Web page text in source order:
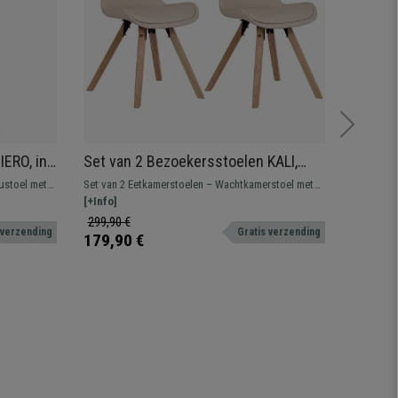
in
met
Maximaal
Set van 2 Bezoekersstoelen KALI,
Poten van Beukenhout, Gestoffeerde
Zitting, Beige Leder
Set van 2 Eetkamerstoelen – Wachtkamerstoel met
een modern en levendig design, comfortabel
gestoffeerd en met houten poten. Diverse
uitvoeringen en kleuren leverbaar.
[+Info]
299,90 €
179,90 € Gratis verzending